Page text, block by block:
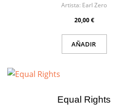
Artista: Earl Zero
20,00 €
AÑADIR
Equal Rights